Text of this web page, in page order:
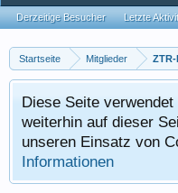
Startseite Mitglieder
Diese Seite
weiterhin auf dieser
unseren Einsatz von
Informationen
Derzeitige Besucher Letzte